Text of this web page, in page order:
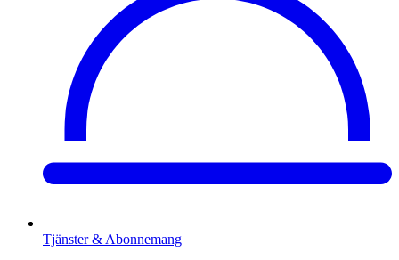
Tjänster & Abonnemang